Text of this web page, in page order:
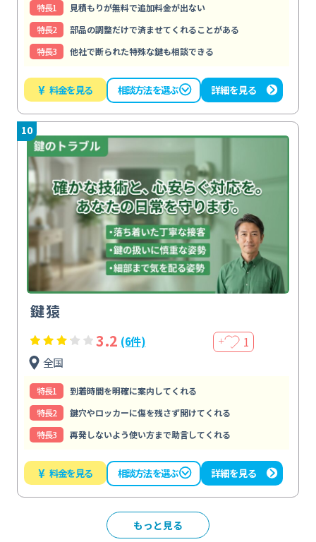
特⻑1
見積もりが無料で追加料金が出ない
特⻑2
部品の調整だけで済ませてくれることがある
特⻑3
他社で断られた特殊な鍵も相談できる
¥ 料金を見る 相談方法を選ぶ 詳細を見る
10
鍵猿
3.2 (6件) ＋ 1
全国
特⻑1
到着時間を明確に案内してくれる
特⻑2
鍵穴やロッカーに傷を残さず開けてくれる
特⻑3
再発しないよう使い方まで助言してくれる
¥ 料金を見る 相談方法を選ぶ 詳細を見る
もっと見る